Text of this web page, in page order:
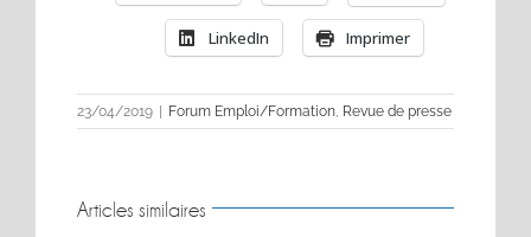
LinkedIn Imprimer
23/04/2019 Forum Emploi/Formation, Revue de presse
Articles similaires